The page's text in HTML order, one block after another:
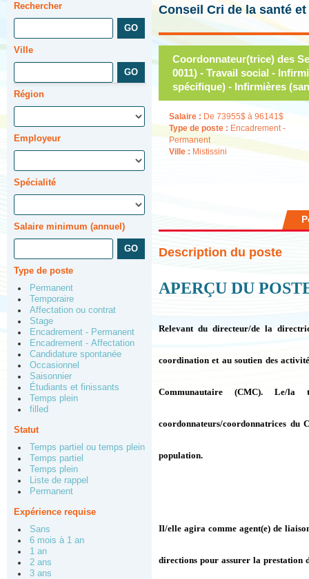
Rechercher
Ville
Région
Employeur
Spécialité
Salaire minimum (annuel)
Type de poste
Permanent
Temporaire
Affectation ou contrat
Stage
Encadrement - Permanent
Encadrement - Affectation
Candidature spontanée
Occasionnel
Saisonnier
Étudiants et finissants
Temps plein
filled
Statut
Temps partiel ou temps plein
Temps partiel
Temps plein
Liste de rappel
Permanent
Expérience requise
Sans
6 mois à 1 an
1 an
2 ans
3 ans
Conseil Cri de la santé
Coordonnateur(trice) des
0011) - Travail social -
spécifique) - Infirmières
Salaire : De 73955$ à 96141$
Type de poste : Encadrement -
Permanent
Ville : Mistissini
Description du poste
APERÇU DU
Relevant du directeur/de la
coordination et au soutien des
Communautaire (CMC).
coordonnateurs/coordonnatrices du
population.
Il/elle agira comme agent(e) de
directions pour assurer la prestation